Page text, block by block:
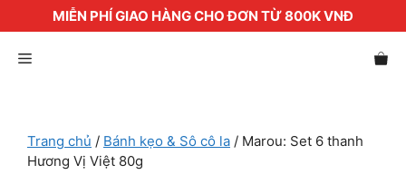
MIỄN PHÍ GIAO HÀNG CHO ĐƠN TỪ 800K VNĐ
đến Menu
Trang chủ / Bánh kẹo & Sô cô la / Marou: Set 6 thanh
Hương Vị Việt 80g